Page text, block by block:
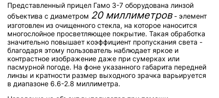
Представленный прицел Гамо 3-7 оборудована линзой
объектива с диаметром 20 миллиметров- элемент
изготовлен из очищенного стекла, на которое наносится
многослойное просветляющее покрытие. Такая обработка
значительно повышает коэффициент пропускания света -
благодаря этому пользователь наблюдает яркое и
контрастное изображение даже при сумерках или
пасмурной погоде. На фоне указанного габарита передней
линзы и кратности размер выходного зрачка варьируется
в диапазоне 6.6-2.8 миллиметра.